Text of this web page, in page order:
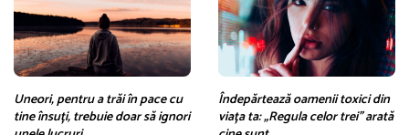
Uneori, pentru a trăi în pace cu
tine însuți, trebuie doar să ignori
Îndepărtează oamenii toxici din
viața ta: „Regula celor trei” arată